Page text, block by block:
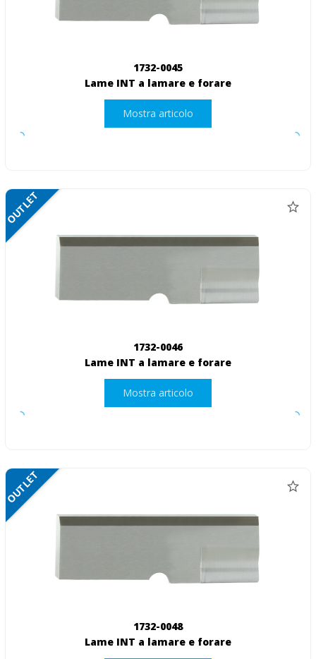
1732-0045
Lame INT a lamare e forare
Mostra articolo
OUTLET
1732-0046
Lame INT a lamare e forare
Mostra articolo
OUTLET
1732-0048
Lame INT a lamare e forare